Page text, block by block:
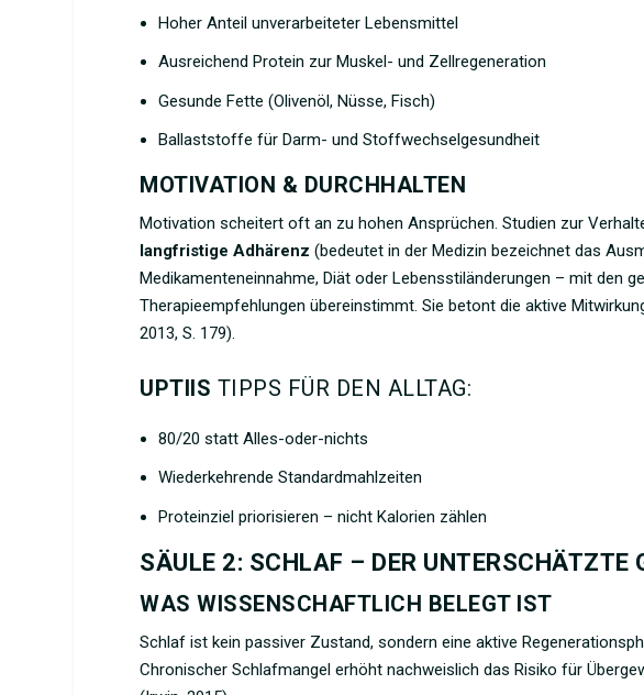
Hoher Anteil unverarbeiteter Lebensmittel
Ausreichend Protein zur Muskel- und Zellregeneration
Gesunde Fette (Olivenöl, Nüsse, Fisch)
Ballaststoffe für Darm- und Stoffwechselgesundheit
MOTIVATION & DURCHHALTEN
Motivation scheitert oft an zu hohen Ansprüchen. Studien zur
langfristige Adhärenz(bedeutet in der Medizin bezeichnet das
Medikamenteneinnahme, Diät oder Lebensstiländerungen – mit den
Therapieempfehlungen übereinstimmt. Sie betont die aktive
2013, S. 179).
UPTIIS TIPPS FÜR DEN ALLTAG:
80/20 statt Alles-oder-nichts
Wiederkehrende Standardmahlzeiten
Proteinziel priorisieren – nicht Kalorien zählen
SÄULE 2: SCHLAF – DER UNTERSCHÄTZTE
WAS WISSENSCHAFTLICH BELEGT IST
Schlaf ist kein passiver Zustand, sondern eine aktive
Chronischer Schlafmangel erhöht nachweislich das Risiko für